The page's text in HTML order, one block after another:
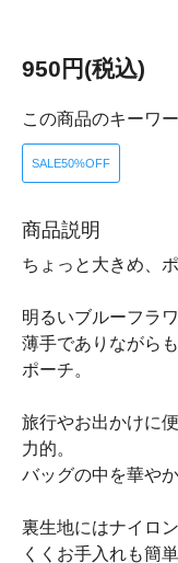
950円(税込)
この商品のキーワ
SALE50%OFF
商品説明
ちょっと大きめ、
明るいブルーフラ
薄手でありながら
ポーチ。
旅行やお出かけに
力的。
バッグの中を華や
裏生地にはナイロ
くくお手入れも簡単